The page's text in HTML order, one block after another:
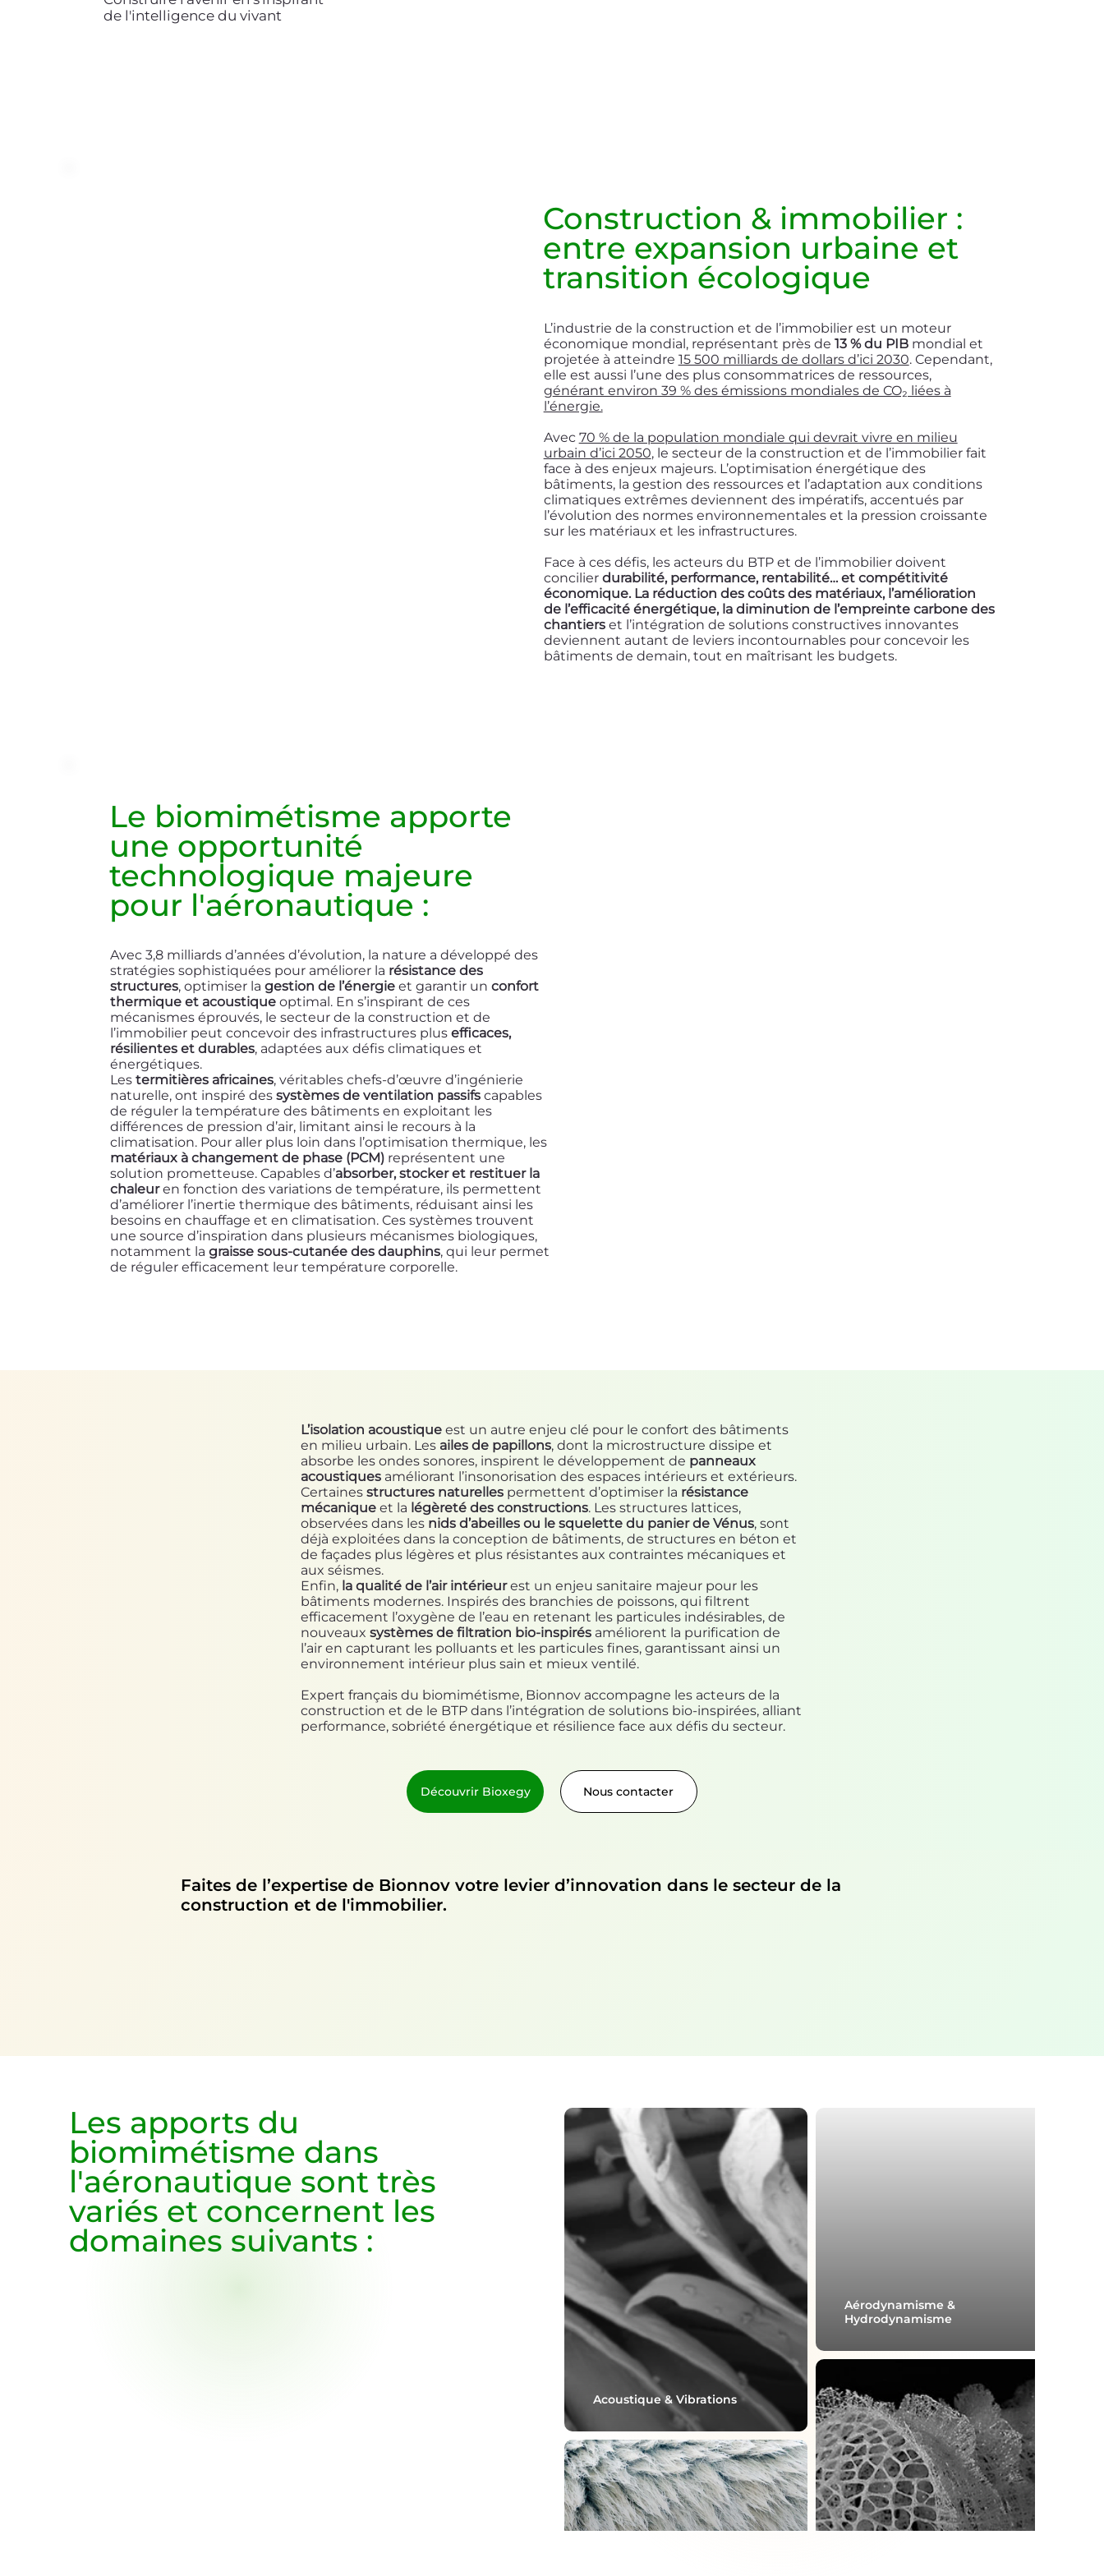
de l'intelligence du vivant
Construction & immobilier :
entre expansion urbaine et
transition écologique
L’industrie de la construction et de l’immobilier est un moteur
économique mondial, représentant près de 13 % du PIBmondial et
projetée à atteindre 15 500 milliards de dollars d’ici 2030. Cependant,
elle est aussi l’une des plus consommatrices de ressources,
générant environ 39 % des émissions mondiales de CO₂ liées à
l’énergie.
Avec 70 % de la population mondiale qui devrait vivre en milieu
urbain d’ici 2050, le secteur de la construction et de l’immobilier fait
face à des enjeux majeurs. L’optimisation énergétique des
bâtiments, la gestion des ressources et l’adaptation aux conditions
climatiques extrêmes deviennent des impératifs, accentués par
l’évolution des normes environnementales et la pression croissante
sur les matériaux et les infrastructures.
Face à ces défis, les acteurs du BTP et de l’immobilier doivent
concilier durabilité, performance, rentabilité… et compétitivité
économique. La réduction des coûts des matériaux, l’amélioration
de l’efficacité énergétique, la diminution de l’empreinte carbone des
chantierset l’intégration de solutions constructives innovantes
deviennent autant de leviers incontournables pour concevoir les
bâtiments de demain, tout en maîtrisant les budgets.
Le biomimétisme apporte
une opportunité
technologique majeure
pour l'aéronautique :
Avec 3,8 milliards d’années d’évolution, la nature a développé des
stratégies sophistiquées pour améliorer la résistance des
structures, optimiser lagestion de l’énergie et garantir unconfort
thermique et acoustique optimal. En s’inspirant de ces
mécanismes éprouvés, le secteur de la construction et de
l’immobilier peut concevoir des infrastructures plusefficaces,
résilientes et durables, adaptées aux défis climatiques et
énergétiques.
Lestermitières africaines, véritables chefs-d’œuvre d’ingénierie
naturelle, ont inspiré dessystèmes de ventilation passifs capables
de réguler la température des bâtiments en exploitant les
différences de pression d’air, limitant ainsi le recours à la
climatisation. Pour aller plus loin dans l’optimisation thermique, les
matériaux à changement de phase (PCM) représentent une
solution prometteuse. Capables d’absorber, stocker et restituer la
chaleuren fonction des variations de température, ils permettent
d’améliorer l’inertie thermique des bâtiments, réduisant ainsi les
besoins en chauffage et en climatisation. Ces systèmes trouvent
une source d’inspiration dans plusieurs mécanismes biologiques,
notamment lagraisse sous-cutanée des dauphins, qui leur permet
de réguler efficacement leur température corporelle.
L’isolation acoustique est un autre enjeu clé pour le confort des bâtiments
en milieu urbain. Les ailes de papillons, dont la microstructure dissipe et
absorbe les ondes sonores, inspirent le développement de panneaux
acoustiques améliorant l’insonorisation des espaces intérieurs et extérieurs.
Certainesstructures naturelles permettent d’optimiser la résistance
mécanique et la légèreté des constructions. Les structures lattices,
observées dans les nids d’abeilles ou le squelette du panier de Vénus, sont
déjà exploitées dans la conception de bâtiments, de structures en béton et
de façades plus légères et plus résistantes aux contraintes mécaniques et
aux séismes.
Enfin, la qualité de l’air intérieurest un enjeu sanitaire majeur pour les
bâtiments modernes. Inspirés des branchies de poissons, qui filtrent
efficacement l’oxygène de l’eau en retenant les particules indésirables, de
nouveauxsystèmes de filtration bio-inspirés améliorent la purification de
l’air en capturant les polluants et les particules fines, garantissant ainsi un
environnement intérieur plus sain et mieux ventilé.
Expert français du biomimétisme, Bionnov accompagne les acteurs de la
construction et de le BTP dans l’intégration de solutions bio-inspirées, alliant
performance, sobriété énergétique et résilience face aux défis du secteur.
Découvrir Bioxegy Nous contacter
Faites de l’expertise de Bionnov votre levier d’innovation dans le secteur de la
construction et de l'immobilier.
Les apports du
biomimétisme dans
l'aéronautique sont très
variés et concernent les
domaines suivants :
Acoustique & Vibrations
Aérodynamisme &
Hydrodynamisme